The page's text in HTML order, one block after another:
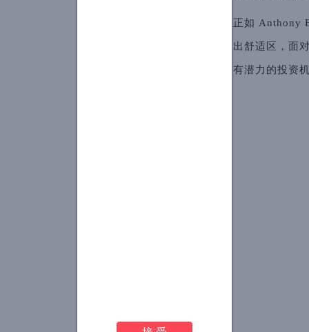
正如 Anthony
出舒适区，面
有潜力的投资